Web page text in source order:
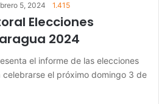
5, 2024 1.415
Elecciones
2024
el informe de las elecciones
el próximo domingo 3 de